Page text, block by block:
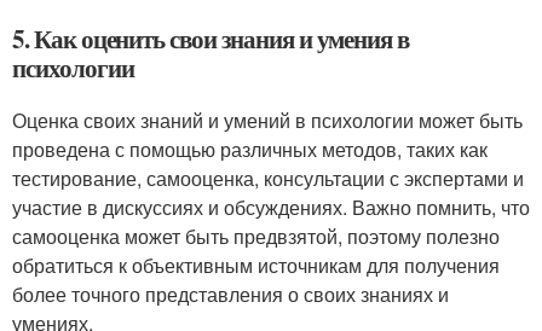
5. Как оценить свои знания и умения в
психологии
Оценка своих знаний и умений в психологии может быть
проведена с помощью различных методов, таких как
тестирование, самооценка, консультации с экспертами и
участие в дискуссиях и обсуждениях. Важно помнить, что
самооценка может быть предвзятой, поэтому полезно
обратиться к объективным источникам для получения
более точного представления о своих знаниях и
умениях.